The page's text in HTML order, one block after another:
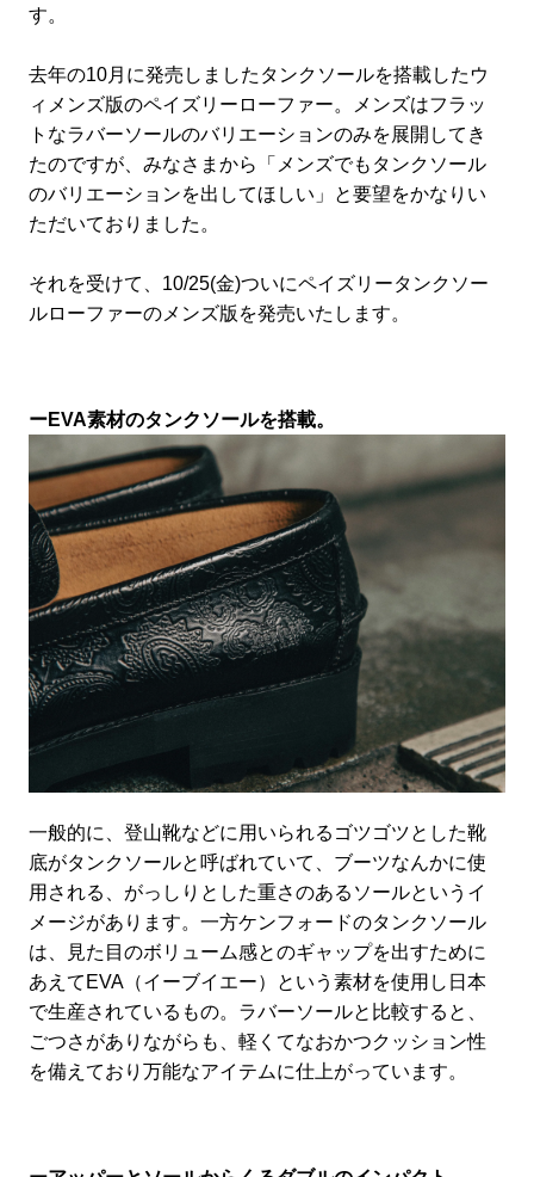
す。
去年の10月に発売しましたタンクソールを搭載したウ
ィメンズ版のペイズリーローファー。メンズはフラッ
トなラバーソールのバリエーションのみを展開してき
たのですが、みなさまから「メンズでもタンクソール
のバリエーションを出してほしい」と要望をかなりい
ただいておりました。
それを受けて、10/25(金)ついにペイズリータンクソー
ルローファーのメンズ版を発売いたします。
ーEVA素材のタンクソールを搭載。
一般的に、登山靴などに用いられるゴツゴツとした靴
底がタンクソールと呼ばれていて、ブーツなんかに使
用される、がっしりとした重さのあるソールというイ
メージがあります。一方ケンフォードのタンクソール
は、見た目のボリューム感とのギャップを出すために
あえてEVA（イーブイエー）という素材を使用し日本
で生産されているもの。ラバーソールと比較すると、
ごつさがありながらも、軽くてなおかつクッション性
を備えており万能なアイテムに仕上がっています。